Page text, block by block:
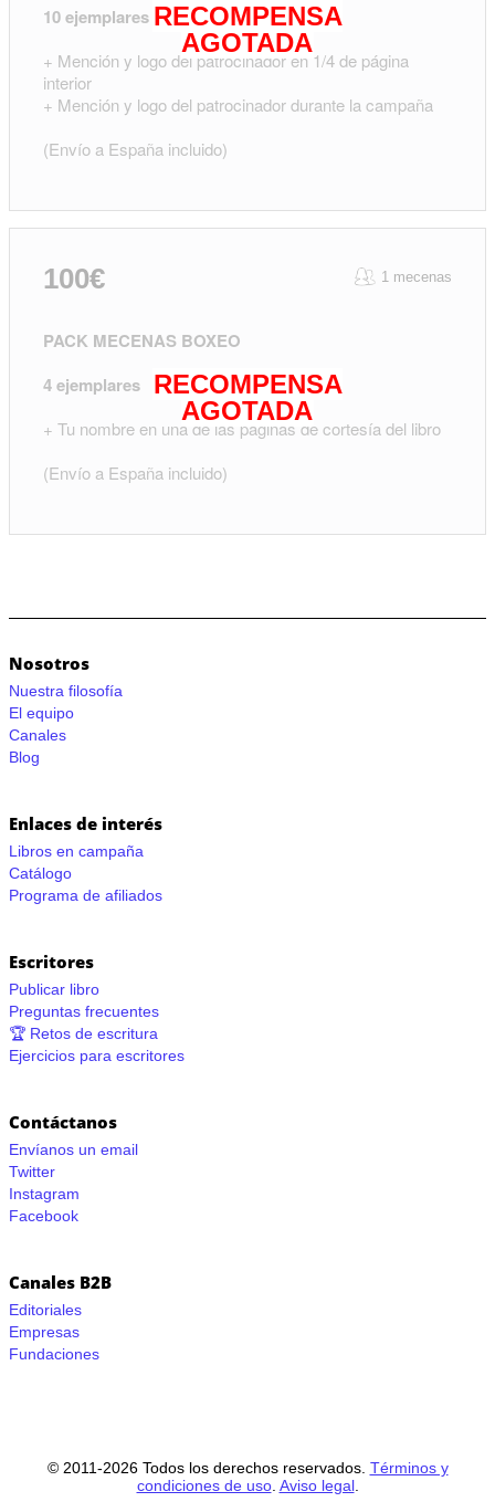
10 ejemplares del libro
+ Mención y logo del patrocinador en 1/4 de página
interior
+ Mención y logo del patrocinador durante la campaña
(Envío a España incluido)
RECOMPENSA
AGOTADA
100€ 1 mecenas
PACK MECENAS BOXEO
4 ejemplares
+ Tu nombre en una de las páginas de cortesía del libro
(Envío a España incluido)
RECOMPENSA
AGOTADA
Nosotros
Nuestra filosofía
El equipo
Canales
Blog
Enlaces de interés
Libros en campaña
Catálogo
Programa de afiliados
Escritores
Publicar libro
Preguntas frecuentes
🏆 Retos de escritura
Ejercicios para escritores
Contáctanos
Envíanos un email
Twitter
Instagram
Facebook
Canales B2B
Editoriales
Empresas
Fundaciones
© 2011-2026 Todos los derechos reservados. Términos y
condiciones de uso. Aviso legal.